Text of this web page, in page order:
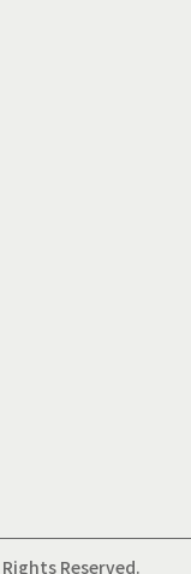
Reserved.